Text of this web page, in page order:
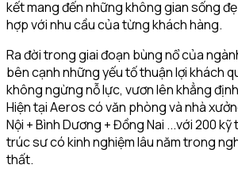
kết mang đến những không gian sống
hợp với nhu cầu của từng khách hàng.
Ra đời trong giai đoạn bùng nổ của
bên cạnh những yếu tố thuận lợi khách
không ngừng nỗ lực, vươn lên khẳng
Hiện tại Aeros có văn phòng và nhà
Nội + Bình Dương + Đồng Nai ...với 200
trúc sư có kinh nghiệm lâu năm trong
thất.